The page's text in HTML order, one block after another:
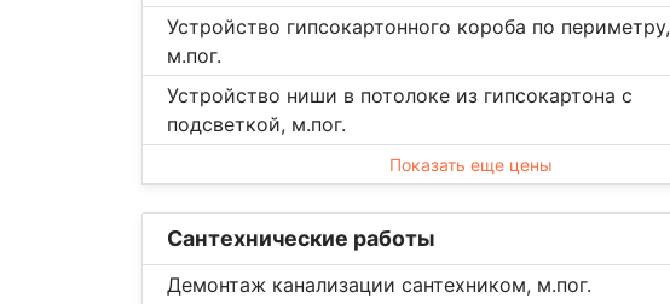
Устройство гипсокартонного короба по периметру,
м.пог.
Устройство ниши в потолоке из гипсокартона с
подсветкой, м.пог.
Показать еще цены
Сантехнические работы
Демонтаж канализации сантехником, м.пог.